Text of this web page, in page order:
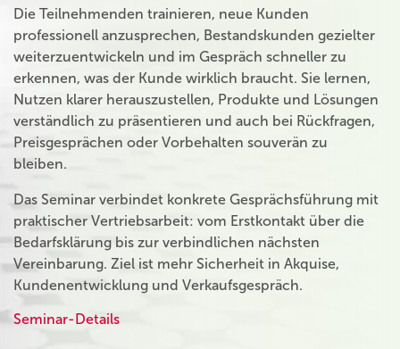
Die Teilnehmenden trainieren, neue Kunden
professionell anzusprechen, Bestandskunden gezielter
weiterzuentwickeln und im Gespräch schneller zu
erkennen, was der Kunde wirklich braucht. Sie lernen,
Nutzen klarer herauszustellen, Produkte und Lösungen
verständlich zu präsentieren und auch bei Rückfragen,
Preisgesprächen oder Vorbehalten souverän zu
bleiben.
Das Seminar verbindet konkrete Gesprächsführung mit
praktischer Vertriebsarbeit: vom Erstkontakt über die
Bedarfsklärung bis zur verbindlichen nächsten
Vereinbarung. Ziel ist mehr Sicherheit in Akquise,
Kundenentwicklung und Verkaufsgespräch.
Seminar-Details